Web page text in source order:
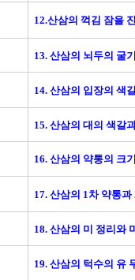
12.산삼의 꺽김 잠을
13. 산삼의 뇌두의 굴
14. 산삼의 입장의 색
15. 산삼의 대의 색갈
16. 산삼의 약통의 크
17. 산삼의 1차 약통
18. 산삼의 미 정리와
19. 산삼의 턱수의 유